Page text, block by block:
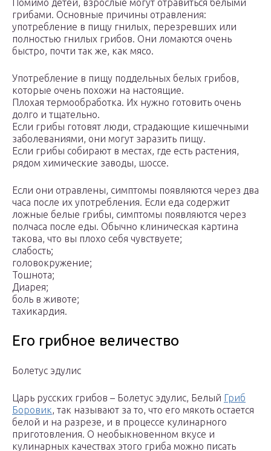
Помимо детей, взрослые могут отравиться белыми
грибами. Основные причины отравления:
употребление в пищу гнилых, перезревших или
полностью гнилых грибов. Они ломаются очень
быстро, почти так же, как мясо.
Употребление в пищу поддельных белых грибов,
которые очень похожи на настоящие.
Плохая термообработка. Их нужно готовить очень
долго и тщательно.
Если грибы готовят люди, страдающие кишечными
заболеваниями, они могут заразить пищу.
Если грибы собирают в местах, где есть растения,
рядом химические заводы, шоссе.
Если они отравлены, симптомы появляются через два
часа после их употребления. Если еда содержит
ложные белые грибы, симптомы появляются через
полчаса после еды. Обычно клиническая картина
такова, что вы плохо себя чувствуете;
слабость;
головокружение;
Тошнота;
Диарея;
боль в животе;
тахикардия.
Его грибное величество
Болетус эдулис
Царь русских грибов – Болетус эдулис, Белый Гриб
Боровик, так называют за то, что его мякоть остается
белой и на разрезе, и в процессе кулинарного
приготовления. О необыкновенном вкусе и
кулинарных качествах этого гриба можно писать